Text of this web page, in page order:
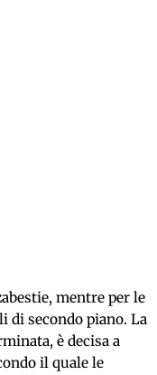
mentre per le
secondo piano. La
è decisa a
il quale le